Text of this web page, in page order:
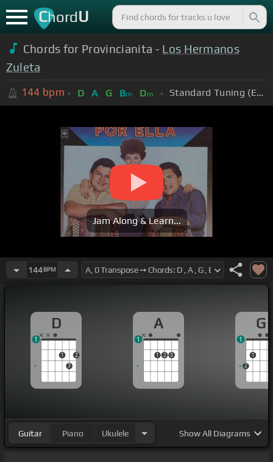
ChordU
Chords for Provincianita - Los Hermanos
Zuleta
144 bpm D A G Bm Dm Standard Tuning (EADGBE)
Jam Along & Learn...
144BPM
D
1
3
2
1
A
1 2 3
1
G
2
1
1
Guitar Piano Ukulele ShowAll Diagrams